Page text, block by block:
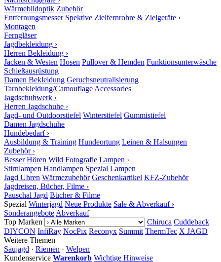
Wärmebildoptik Zubehör
Entfernungsmesser Spektive Zielfernrohre & Zielgeräte ›
Montagen
Ferngläser
Jagdbekleidung ›
Herren Bekleidung ›
Jacken & Westen Hosen Pullover & Hemden Funktionsunterwäsche
Schießausrüstung
Damen Bekleidung Geruchsneutralisierung
Tarnbekleidung/Camouflage Accessories
Jagdschuhwerk ›
Herren Jagdschuhe ›
Jagd- und Outdoorstiefel Winterstiefel Gummistiefel
Damen Jagdschuhe
Hundebedarf ›
Ausbildung & Training Hundeortung Leinen & Halsungen
Zubehör ›
Besser Hören Wild Fotografie Lampen ›
Stirnlampen Handlampen Spezial Lampen
Jagd Uhren Wärmezubehör Geschenkartikel KFZ-Zubehör
Jagdreisen, Bücher, Filme ›
Pauschal Jagd Bücher & Filme
Spezial Winterjagd Neue Produkte Sale & Abverkauf ›
Sonderangebote Abverkauf
Top Marken
Chiruca Cuddeback
DIYCON InfiRay NocPix Reconyx Summit ThermTec X JAGD
Weitere Themen
Saujagd · Riemen · Welpen
Kundenservice Warenkorb Wichtige Hinweise